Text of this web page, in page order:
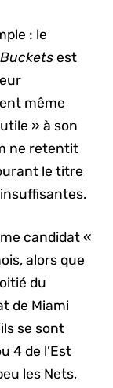
: le
est
même
» à son
ne retentit
le titre
candidat «
alors que
du
de Miami
se sont
4 de l’Est
les Nets,